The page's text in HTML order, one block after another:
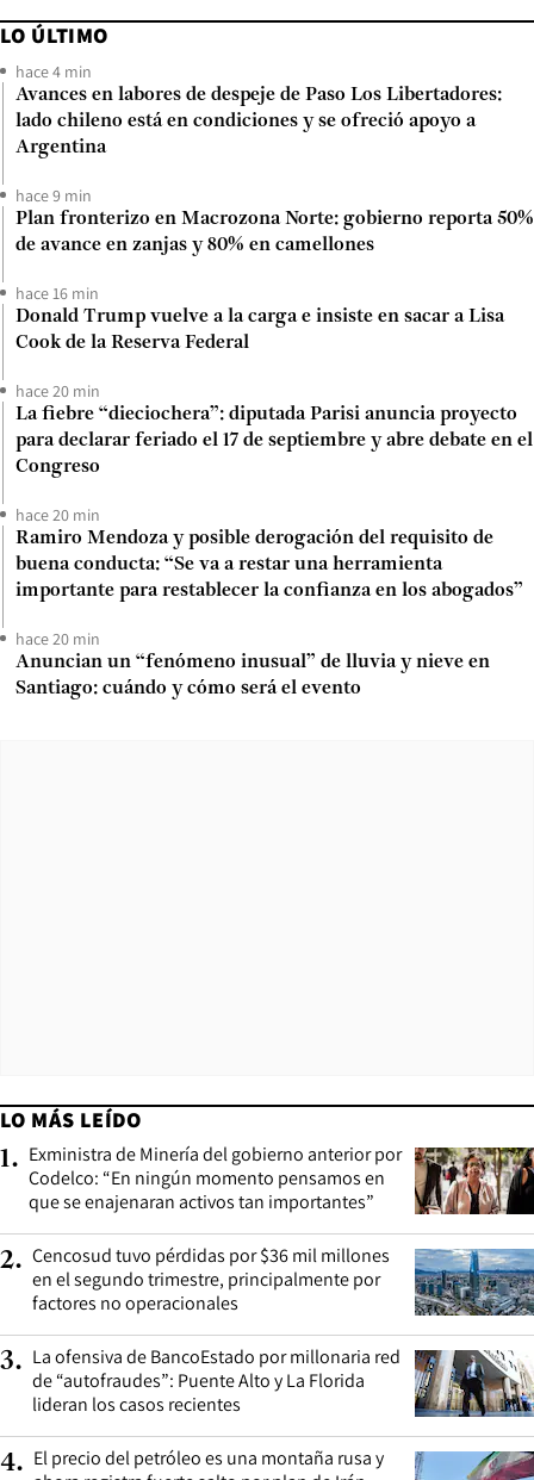
LO ÚLTIMO
hace 4 min
Avances en labores de despeje de Paso Los Libertadores:
lado chileno está en condiciones y se ofreció apoyo a
Argentina
hace 9 min
Plan fronterizo en Macrozona Norte: gobierno reporta 50%
de avance en zanjas y 80% en camellones
hace 16 min
Donald Trump vuelve a la carga e insiste en sacar a Lisa
Cook de la Reserva Federal
hace 20 min
La fiebre “dieciochera”: diputada Parisi anuncia proyecto
para declarar feriado el 17 de septiembre y abre debate en el
Congreso
hace 20 min
Ramiro Mendoza y posible derogación del requisito de
buena conducta: “Se va a restar una herramienta
importante para restablecer la confianza en los abogados”
hace 20 min
Anuncian un “fenómeno inusual” de lluvia y nieve en
Santiago: cuándo y cómo será el evento
LO MÁS LEÍDO
1. Exministra de Minería del gobierno anterior por
Codelco: “En ningún momento pensamos en
que se enajenaran activos tan importantes”
2. Cencosud tuvo pérdidas por $36 mil millones
en el segundo trimestre, principalmente por
factores no operacionales
3. La ofensiva de BancoEstado por millonaria red
de “autofraudes”: Puente Alto y La Florida
lideran los casos recientes
4. El precio del petróleo es una montaña rusa y